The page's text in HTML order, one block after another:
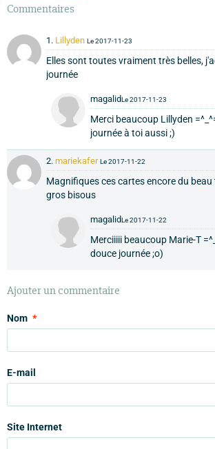
Commentaires
1. Lillyden Le 2017-11-23
Elles sont toutes vraiment très belles,
journée
magalidLe 2017-11-23
Merci beaucoup Lillyden
journée à toi aussi ;)
2. mariekafer Le 2017-11-22
Magnifiques ces cartes encore du beau
gros bisous
magalidLe 2017-11-22
Merciiiii beaucoup Marie-T
douce journée ;o)
Ajouter un commentaire
Nom
E-mail
Site Internet